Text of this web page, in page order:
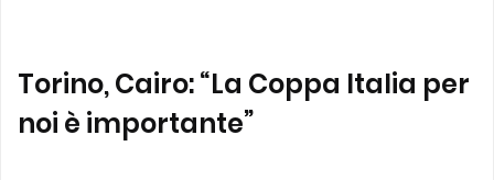
Torino, Cairo: “La Coppa Italia per
noi è importante”